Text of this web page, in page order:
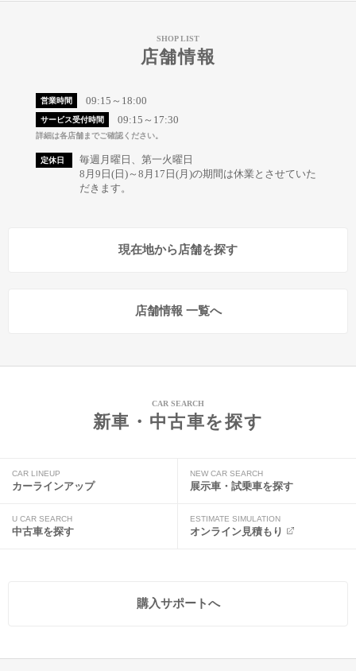
SHOP LIST
店舗情報
営業時間 09:15～18:00
サービス受付時間 09:15～17:30
詳細は各店舗までご確認ください。
定休日
毎週月曜日、第一火曜日
8月9日(日)～8月17日(月)の期間は休業とさせていた
だきます。
現在地から店舗を探す
店舗情報 一覧へ
CAR SEARCH
新車・中古車を探す
CAR LINEUP
カーラインアップ
NEW CAR SEARCH
展示車・試乗車を探す
U CAR SEARCH
中古車を探す
ESTIMATE SIMULATION
オンライン見積もり
購入サポートへ